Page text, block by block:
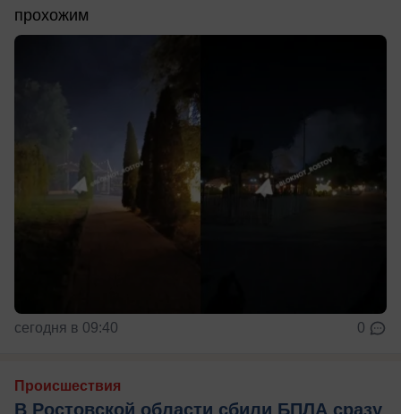
прохожим
сегодня в 09:40 0
Происшествия
В Ростовской области сбили БПЛА сразу